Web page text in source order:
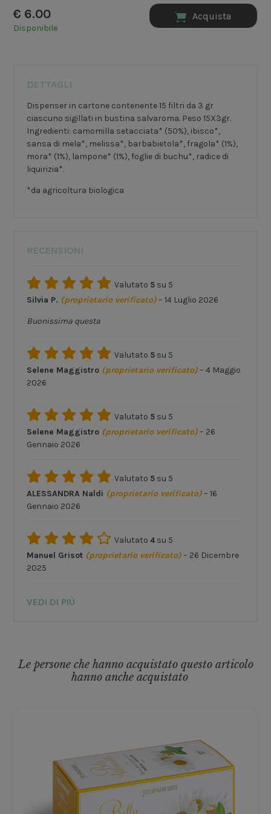
€ 6.00
Disponibile
Acquista
DETTAGLI
Dispenser in cartone contenente 15 filtri da 3 gr
ciascuno sigillati in bustina salvaroma. Peso 15X3gr.
Ingredienti: camomilla setacciata* (50%), ibisco*,
sansa di mela*, melissa*, barbabietola*, fragola* (1%),
mora* (1%), lampone* (1%), foglie di buchu*, radice di
liquirizia*.
*da agricoltura biologica
RECENSIONI
Valutato 5 su 5
Silvia P. (proprietario verificato) – 14 Luglio 2026
Buonissima questa
Valutato 5 su 5
Selene Maggistro (proprietario verificato) – 4 Maggio
2026
Valutato 5 su 5
Selene Maggistro (proprietario verificato) – 26
Gennaio 2026
Valutato 5 su 5
ALESSANDRA Naldi (proprietario verificato) – 16
Gennaio 2026
Valutato4su 5
Manuel Grisot (proprietario verificato) – 26 Dicembre
2025
VEDI DI PIÙ
Le persone che hanno acquistato questo articolo
hanno anche acquistato